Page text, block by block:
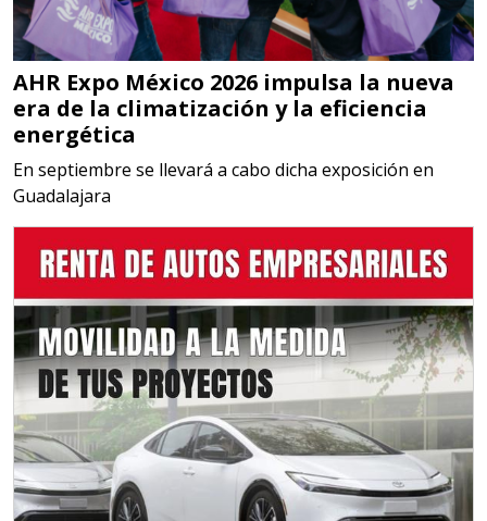
Empresa en Jalisco
Requiere:
MATERIALES PARA SELLOS DE
BATERÍAS DE LITIO
Especificaciones:
Para vehículos eléctricos.
Requisitos: Garantizar composición
química y origen adecuados
(especialmente para grafito) y
contar con sistemas de calidad y
gestión ambiental.
Aplicar al Requerimiento
Empresa en Jalisco
AHR Expo México 2026 impulsa la nueva
era de la climatización y la eficiencia
energética
En septiembre se llevará a cabo dicha exposición en
Guadalajara